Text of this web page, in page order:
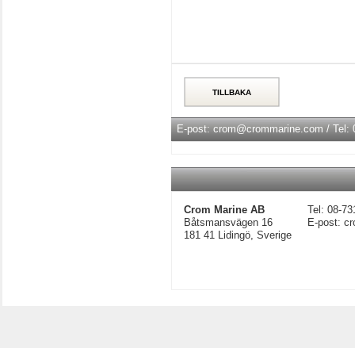
E-post: crom@crommarine.com / Tel:
Crom Marine AB
Båtsmansvägen 16
181 41 Lidingö, Sverige
Tel: 08-
E-post: